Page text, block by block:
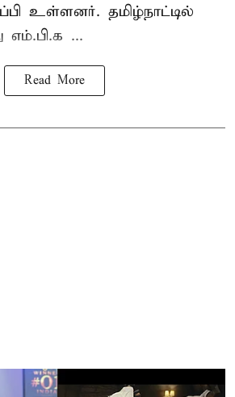
உள்ளனர். தமிழ்நாட்டில்
...
Read More